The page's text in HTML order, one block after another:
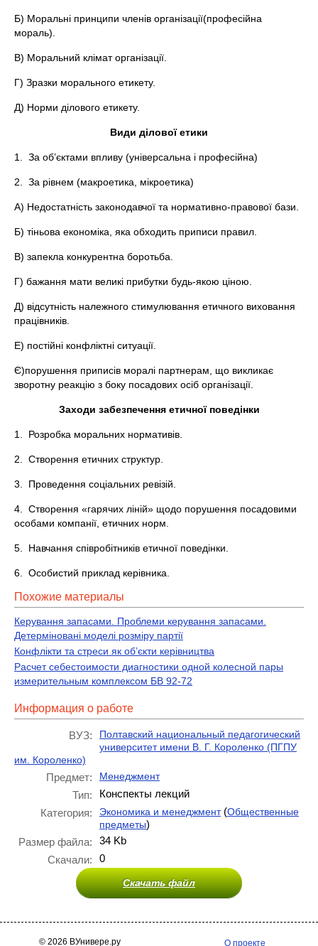
Б) Моральні принципи членів організації(професійна
мораль).
В) Моральний клімат організації.
Г) Зразки морального етикету.
Д) Норми ділового етикету.
Види ділової етики
1. За об’єктами впливу (універсальна і професійна)
2. За рівнем (макроетика, мікроетика)
А) Недостатність законодавчої та нормативно-правової бази.
Б) тіньова економіка, яка обходить приписи правил.
В) запекла конкурентна боротьба.
Г) бажання мати великі прибутки будь-якою ціною.
Д) відсутність належного стимулювання етичного виховання
працівників.
Е) постійні конфліктні ситуації.
Є)порушення приписів моралі партнерам, що викликає
зворотну реакцію з боку посадових осіб організації.
Заходи забезпечення етичної поведінки
1. Розробка моральних нормативів.
2. Створення етичних структур.
3. Проведення соціальних ревізій.
4. Створення «гарячих ліній» щодо порушення посадовими
особами компанії, етичних норм.
5. Навчання співробітників етичної поведінки.
6. Особистий приклад керівника.
Похожие материалы
Керування запасами. Проблеми керування запасами.
Детерміновані моделі розміру партії
Конфлікти та стреси як об’єкти керівництва
Расчет себестоимости диагностики одной колесной пары
измерительным комплексом БВ 92-72
Информация о работе
ВУЗ:
Полтавский национальный педагогический
университет имени В. Г. Короленко (ПГПУ
им. Короленко)
Предмет: Менеджмент
Тип:
Конспекты лекций
Категория:
Экономика и менеджмент(Общественные
предметы)
Размер файла:
34 Kb
Скачали:
0
Скачать файл
© 2026 ВУнивере.ру О проекте